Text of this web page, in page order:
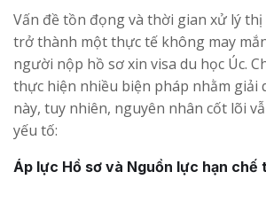
Vấn đề tồn đọng và thời gian xử lý
trở thành một thực tế không may
người nộp hồ sơ xin visa du học Úc.
thực hiện nhiều biện pháp nhằm giải
này, tuy nhiên, nguyên nhân cốt lõi
yếu tố:
Áp lực Hồ sơ và Nguồn lực hạn chế